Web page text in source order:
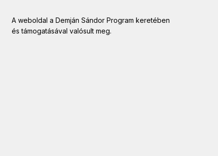
A weboldal a Demján Sándor Program keretében
és támogatásával valósult meg.